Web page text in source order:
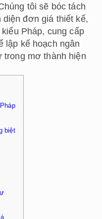
tôi sẽ bóc tách
diện đơn giá thiết kế,
Pháp, cung cấp
lập kế hoạch ngân
trong mơ thành hiện
biệt